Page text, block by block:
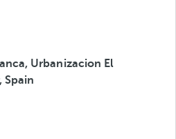
Urbanizacion El
Spain